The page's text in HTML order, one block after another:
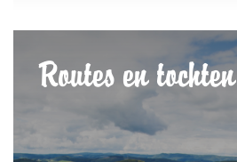
Routes en tochten